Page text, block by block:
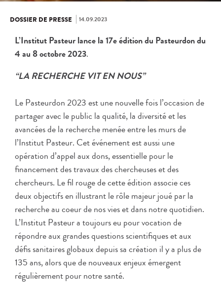
DOSSIER DE PRESSE 14.09.2023
L’Institut Pasteur lance la 17e édition du Pasteurdon du
4 au 8 octobre 2023.
“LA RECHERCHE VIT EN NOUS”
Le Pasteurdon 2023 est une nouvelle fois l’occasion de
partager avec le public la qualité, la diversité et les
avancées de la recherche menée entre les murs de
l’Institut Pasteur. Cet événement est aussi une
opération d’appel aux dons, essentielle pour le
financement des travaux des chercheuses et des
chercheurs. Le fil rouge de cette édition associe ces
deux objectifs en illustrant le rôle majeur joué par la
recherche au coeur de nos vies et dans notre quotidien.
L’Institut Pasteur a toujours eu pour vocation de
répondre aux grandes questions scientifiques et aux
défis sanitaires globaux depuis sa création il y a plus de
135 ans, alors que de nouveaux enjeux émergent
régulièrement pour notre santé.